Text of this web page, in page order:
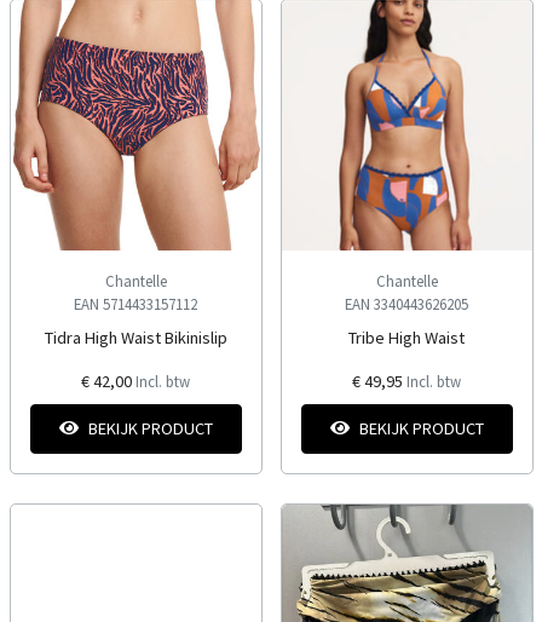
Chantelle
EAN 5714433157112
Tidra High Waist Bikinislip
€ 42,00 Incl. btw
BEKIJK PRODUCT
Chantelle
EAN 3340443626205
Tribe High Waist
€ 49,95 Incl. btw
BEKIJK PRODUCT